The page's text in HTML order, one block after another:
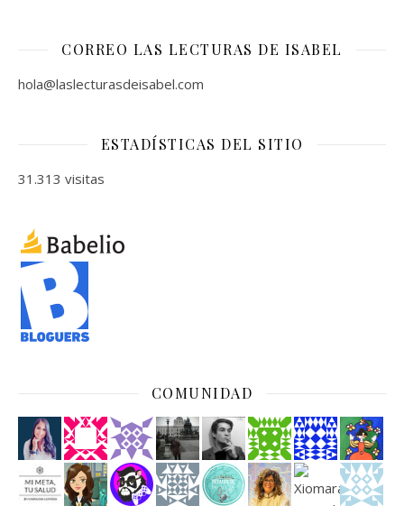
CORREO LAS LECTURAS DE ISABEL
hola@laslecturasdeisabel.com
ESTADÍSTICAS DEL SITIO
31.313 visitas
COMUNIDAD